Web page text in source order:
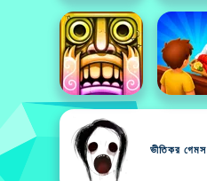
ভীতিকর গেমস